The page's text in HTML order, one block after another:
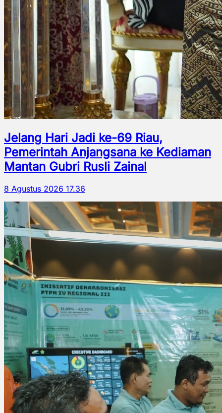
Jelang Hari Jadi ke-69 Riau,
Pemerintah Anjangsana ke Kediaman
Mantan Gubri Rusli Zainal
8 Agustus 2026 17.36